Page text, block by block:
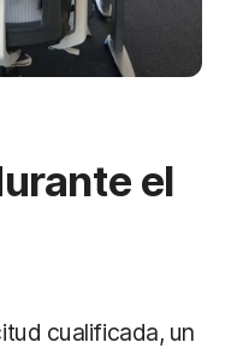
el
cualificada, un